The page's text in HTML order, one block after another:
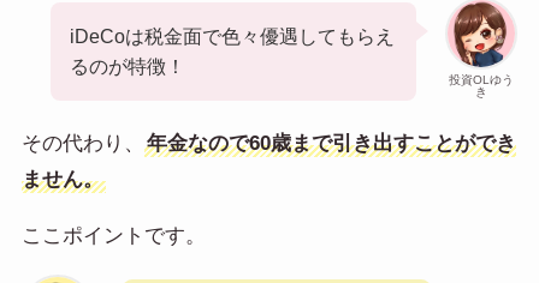
投資OLゆう
き
iDeCoは税金面で色々優遇してもらえ
るのが特徴！
その代わり、
年金なので60歳まで引き出すことができ
ません。
ここポイントです。